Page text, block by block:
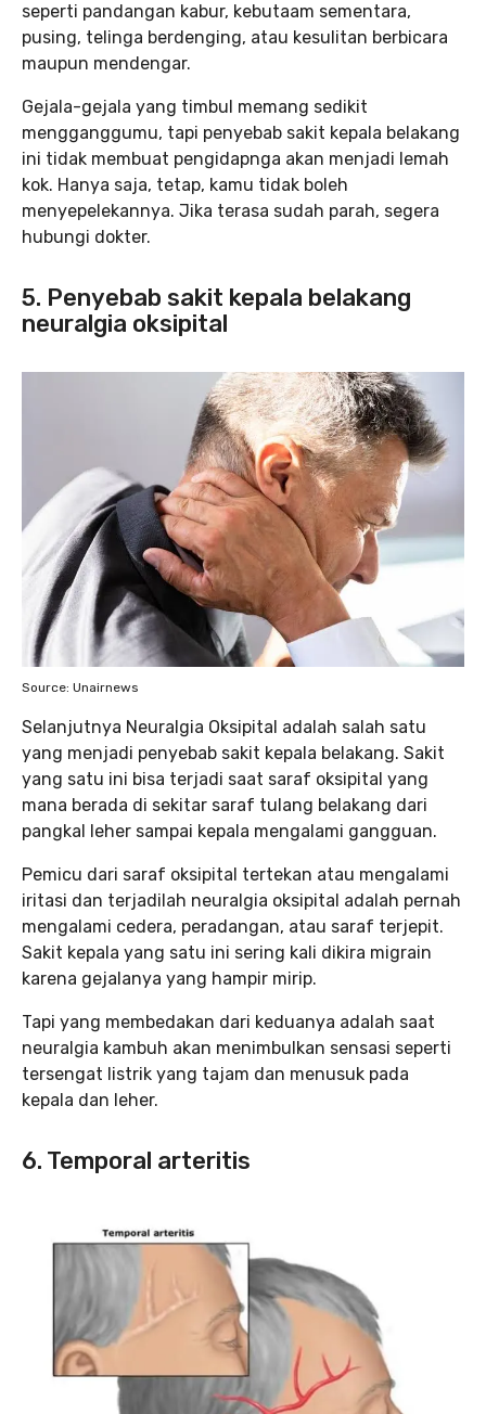
seperti pandangan kabur, kebutaam sementara,
pusing, telinga berdenging, atau kesulitan berbicara
maupun mendengar.
Gejala-gejala yang timbul memang sedikit
mengganggumu, tapi penyebab sakit kepala belakang
ini tidak membuat pengidapnga akan menjadi lemah
kok. Hanya saja, tetap, kamu tidak boleh
menyepelekannya. Jika terasa sudah parah, segera
hubungi dokter.
5. Penyebab sakit kepala belakang
neuralgia oksipital
Source: Unairnews
Selanjutnya Neuralgia Oksipital adalah salah satu
yang menjadi penyebab sakit kepala belakang. Sakit
yang satu ini bisa terjadi saat saraf oksipital yang
mana berada di sekitar saraf tulang belakang dari
pangkal leher sampai kepala mengalami gangguan.
Pemicu dari saraf oksipital tertekan atau mengalami
iritasi dan terjadilah neuralgia oksipital adalah pernah
mengalami cedera, peradangan, atau saraf terjepit.
Sakit kepala yang satu ini sering kali dikira migrain
karena gejalanya yang hampir mirip.
Tapi yang membedakan dari keduanya adalah saat
neuralgia kambuh akan menimbulkan sensasi seperti
tersengat listrik yang tajam dan menusuk pada
kepala dan leher.
6. Temporal arteritis